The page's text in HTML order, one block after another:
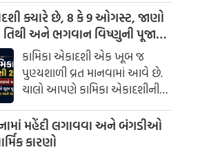
સંવત 2082
ક્યારે છે, 8 કે 9 ઓગસ્ટ, જાણો
તિથી અને ભગવાન વિષ્ણુની પૂજાનું
કામિકા એકાદશી એક ખૂબ જ
પુણ્યશાળી વ્રત માનવામાં આવે છે.
ચાલો આપણે કામિકા એકાદશીની
ચોક્કસ તારીખ અને આ દિવસે પૂજા
કરવાનો શુભ સમય જાણીએ.
મહેંદી લગાવવા અને બંગડીઓ
કારણો